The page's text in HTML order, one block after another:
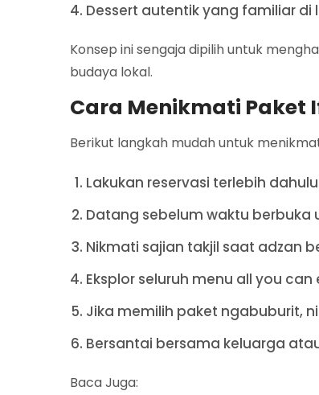
Dessert autentik yang familiar
Konsep ini sengaja dipilih untuk
budaya lokal.
Cara Menikmati Paket
Berikut langkah mudah untuk
Lakukan reservasi terlebih
Datang sebelum waktu berbuka
Nikmati sajian takjil saat adzan
Eksplor seluruh menu all you
Jika memilih paket ngabuburit,
Bersantai bersama keluarga
Baca Juga: